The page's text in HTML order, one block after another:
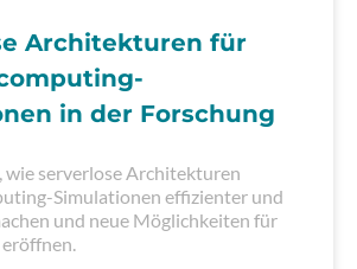
Architekturen für
in der Forschung
wie serverlose Architekturen
Simulationen effizienter und
und neue Möglichkeiten für